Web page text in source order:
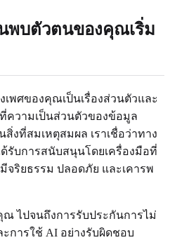
พบตัวตนของคุณเริ่ม
เพศของคุณเป็นเรื่องส่วนตัวและ
ความเป็นส่วนตัวของข้อมูล
งที่สมเหตุสมผล เราเชื่อว่าทาง
ด้รับการสนับสนุนโดยเครื่องมือที่
จริยธรรม ปลอดภัย และเคารพ
ไปจนถึงการรับประกันการไม่
การใช้ AI อย่างรับผิดชอบ